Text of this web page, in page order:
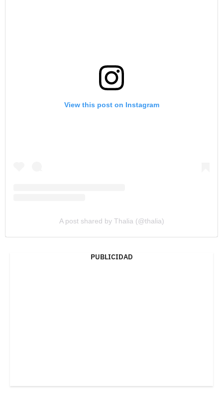
View this post on Instagram
A post shared by Thalia (@thalia)
PUBLICIDAD